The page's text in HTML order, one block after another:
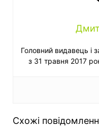
Головний видавець і
з 31 травня 2017
Схожі